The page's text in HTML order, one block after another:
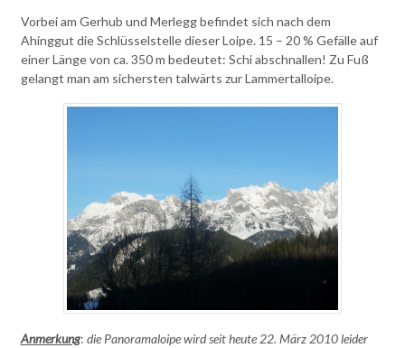
Vorbei am Gerhub und Merlegg befindet sich nach dem
Ahinggut die Schlüsselstelle dieser Loipe. 15 – 20 % Gefälle auf
einer Länge von ca. 350 m bedeutet: Schi abschnallen! Zu Fuß
gelangt man am sichersten talwärts zur Lammertalloipe.
Anmerkung: die Panoramaloipe wird seit heute 22. März 2010 leider